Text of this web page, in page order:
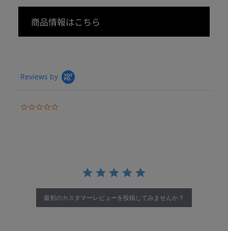
商品情報はこちら
Reviews by
i
n
最初のカスタマーレビューを投稿してみませんか？